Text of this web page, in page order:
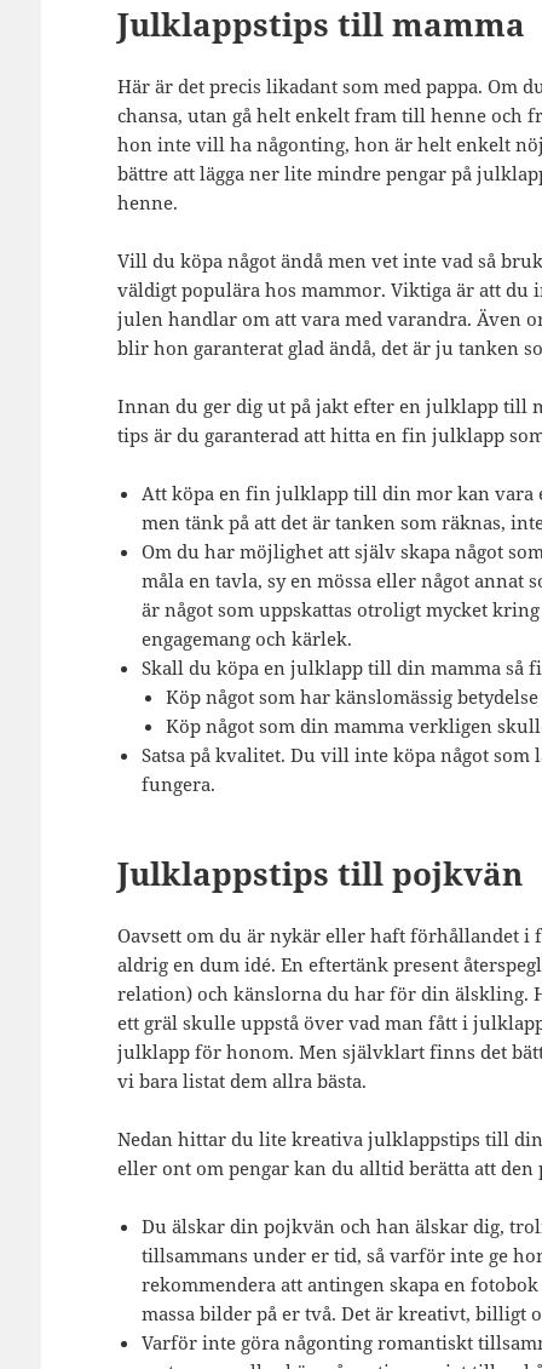
Julklappstips till mamma
Här är det precis likadant som med pappa. Om
chansa, utan gå helt enkelt fram till henne och
hon inte vill ha någonting, hon är helt enkelt
bättre att lägga ner lite mindre pengar på
henne.
Vill du köpa något ändå men vet inte vad så
väldigt populära hos mammor. Viktiga är att du
julen handlar om att vara med varandra. Även
blir hon garanterat glad ändå, det är ju tanken
Innan du ger dig ut på jakt efter en julklapp till
tips är du garanterad att hitta en fin julklapp
Att köpa en fin julklapp till din mor kan vara
men tänk på att det är tanken som räknas,
Om du har möjlighet att själv skapa något
måla en tavla, sy en mössa eller något annat
är något som uppskattas otroligt mycket
engagemang och kärlek.
Skall du köpa en julklapp till din mamma så
Köp något som har känslomässig betydelse
Köp något som din mamma verkligen
Satsa på kvalitet. Du vill inte köpa något
fungera.
Julklappstips till pojkvän
Oavsett om du är nykär eller haft förhållandet
aldrig en dum idé. En eftertänk present
relation) och känslorna du har för din älskling.
ett gräl skulle uppstå över vad man fått i
julklapp för honom. Men självklart finns det
vi bara listat dem allra bästa.
Nedan hittar du lite kreativa julklappstips till
eller ont om pengar kan du alltid berätta att
Du älskar din pojkvän och han älskar dig,
tillsammans under er tid, så varför inte ge
rekommendera att antingen skapa en
massa bilder på er två. Det är kreativt, billigt
Varför inte göra någonting romantiskt